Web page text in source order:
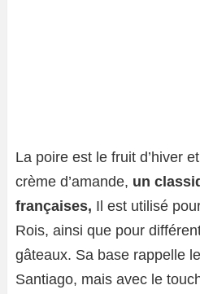
La poire est le fruit d’hiver
crème d’amande, un
françaises, Il est utilisé
Rois, ainsi que pour
gâteaux. Sa base rappelle
Santiago, mais avec le